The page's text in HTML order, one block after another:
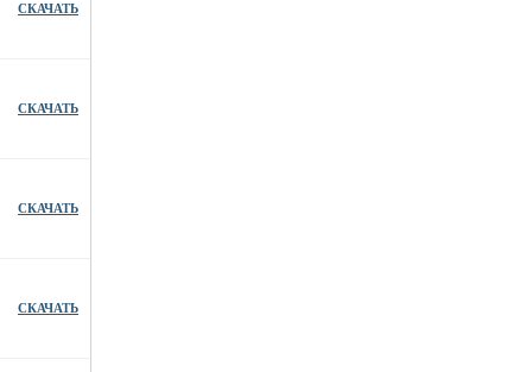
СКАЧАТЬ
СКАЧАТЬ
СКАЧАТЬ
СКАЧАТЬ